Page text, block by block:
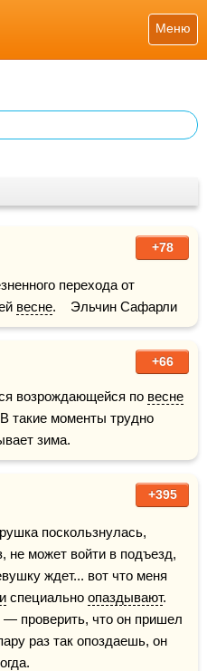
Меню
+78
перехода от
весне.    Эльчин Сафарли
+66
возрождающейся по весне
такие моменты трудно
зима.
+395
поскользнулась,
не может войти в подъезд,
ждет... вот что меня
специально опаздывают.
проверить, что он пришел
раз так опоздаешь, он